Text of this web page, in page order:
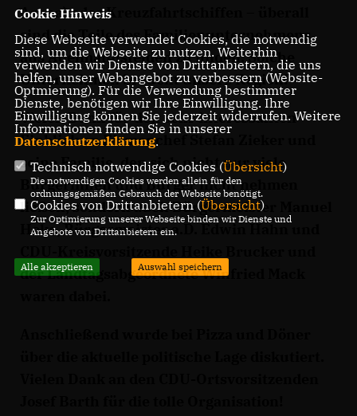
Arena) oder Kreuzfahrtschiffen – überall
sind die Teile des Familienunternehmens
aus Adelmannsfelden zu finden. Solche
Unternehmen braucht unsere Region!
Vielen Dank für den sehr interessanten
Einblick an Firmenchef Stefan Zieker und
seine Familie, den sich nicht nur viele
Bürgerinnen und Bürger nicht nehmen
ließen, sondern auch Bürgermeister Manuel
Hoke, Bürgermeister a.D. Edwin Hahn und
der Landtagsabgeordnete Winfried Mack
Cookie Hinweis
Diese Webseite verwendet Cookies, die notwendig
sind, um die Webseite zu nutzen. Weiterhin
verwenden wir Dienste von Drittanbietern, die uns
helfen, unser Webangebot zu verbessern (Website-
Optmierung). Für die Verwendung bestimmter
Dienste, benötigen wir Ihre Einwilligung. Ihre
Einwilligung können Sie jederzeit widerrufen. Weitere
Informationen finden Sie in unserer
Datenschutzerklärung.
Technisch notwendige Cookies (Übersicht)
Die notwendigen Cookies werden allein für den
ordnungsgemäßen Gebrauch der Webseite benötigt.
Cookies von Drittanbietern (Übersicht)
Zur Optimierung unserer Webseite binden wir Dienste und
Angebote von Drittanbietern ein.
Alle akzeptieren Auswahl speichern